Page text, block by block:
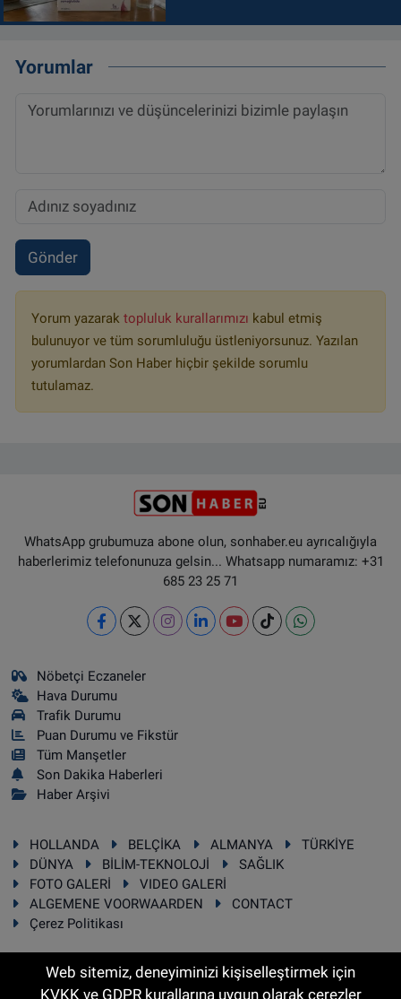
Yorumlar
Gönder
Yorum yazarak topluluk kurallarımızı kabul etmiş
bulunuyor ve tüm sorumluluğu üstleniyorsunuz. Yazılan
yorumlardan Son Haber hiçbir şekilde sorumlu
tutulamaz.
WhatsApp grubumuza abone olun, sonhaber.eu ayrıcalığıyla
haberlerimiz telefonunuza gelsin... Whatsapp numaramız: +31
685 23 25 71
Nöbetçi Eczaneler
Hava Durumu
Trafik Durumu
Puan Durumu ve Fikstür
Tüm Manşetler
Son Dakika Haberleri
Haber Arşivi
HOLLANDA BELÇİKA ALMANYA
TÜRKİYE
DÜNYA
BİLİM-TEKNOLOJİ
SAĞLIK
FOTO GALERİ
VIDEO GALERİ
ALGEMENE VOORWAARDEN
CONTACT
Çerez Politikası
Web sitemiz, deneyiminizi kişiselleştirmek için
KVKK ve GDPR kurallarına uygun olarak çerezler